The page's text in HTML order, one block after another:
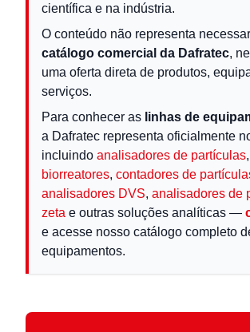
científica e na indústria.
O conteúdo não representa
catálogo comercial da Dafratec,
uma oferta direta de produtos,
serviços.
Para conhecer as linhas de
a Dafratec representa oficialmente
incluindo analisadores de partículas,
biorreatores, contadores de
analisadores DVS, analisadores de
zeta e outras soluções analíticas —
e acesse nosso catálogo completo
equipamentos.